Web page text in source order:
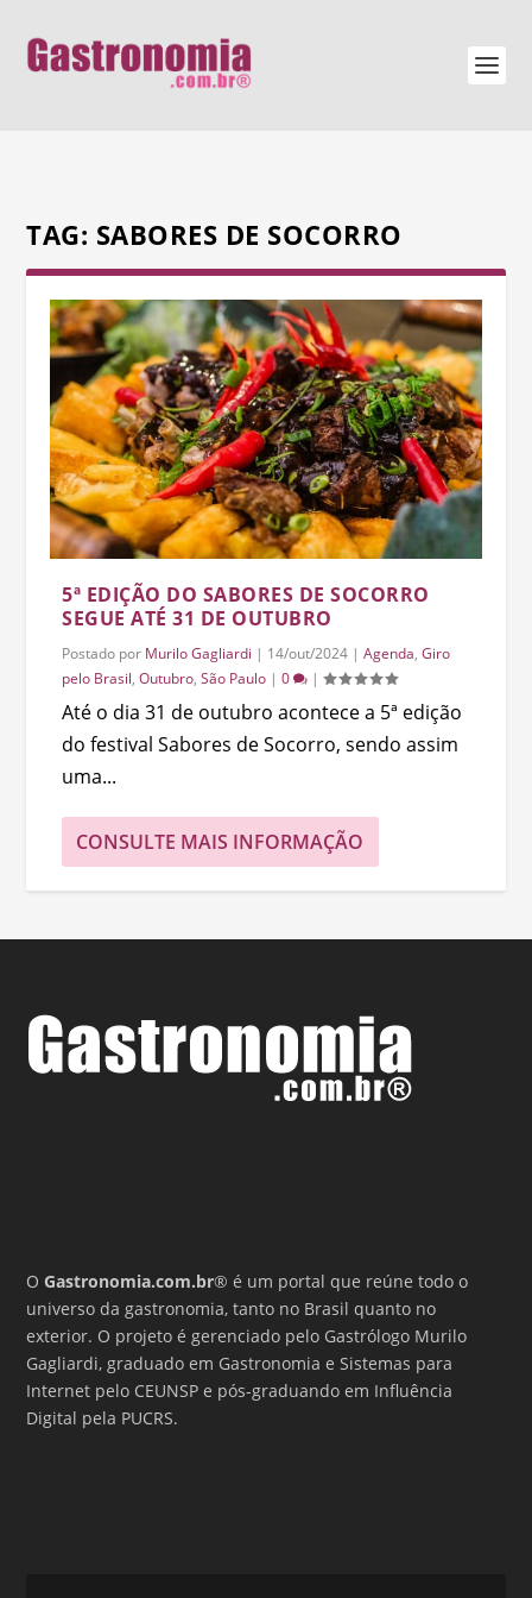
TAG: SABORES DE SOCORRO
5ª EDIÇÃO DO SABORES DE SOCORRO
SEGUE ATÉ 31 DE OUTUBRO
Postado por Murilo Gagliardi | 14/out/2024 |Agenda,Giro
pelo Brasil,Outubro,São Paulo |0 |
Até o dia 31 de outubro acontece a 5ª edição
do festival Sabores de Socorro, sendo assim
uma...
CONSULTE MAIS INFORMAÇÃO
OGastronomia.com.br® é um portal que reúne todo o
universo da gastronomia, tanto no Brasil quanto no
exterior. O projeto é gerenciado pelo Gastrólogo Murilo
Gagliardi, graduado em Gastronomia e Sistemas para
Internet pelo CEUNSP e pós-graduando em Influência
Digital pela PUCRS.